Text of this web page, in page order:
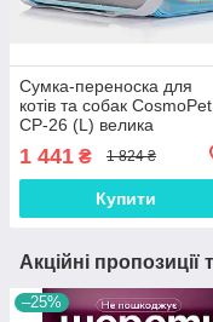
Сумка-переноска для
котів та собак CosmoPet
CP-26 (L) велика
1 441 ₴ 1 824 ₴
Купити
Акційні пропозиції
–25%